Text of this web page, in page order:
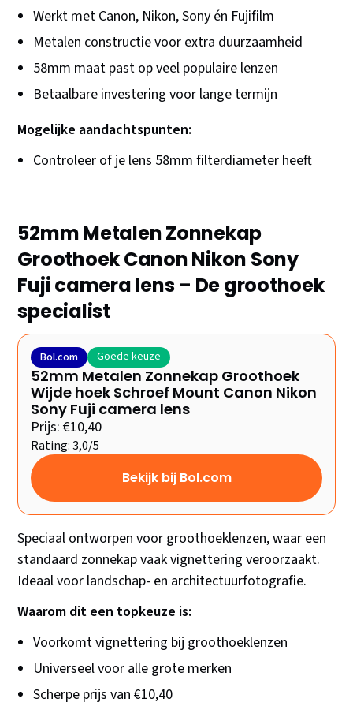
Werkt met Canon, Nikon, Sony én Fujifilm
Metalen constructie voor extra duurzaamheid
58mm maat past op veel populaire lenzen
Betaalbare investering voor lange termijn
Mogelijke aandachtspunten:
Controleer of je lens 58mm filterdiameter heeft
52mm Metalen Zonnekap
Groothoek Canon Nikon Sony
Fuji camera lens – De groothoek
specialist
Bol.com Goede keuze
52mm Metalen Zonnekap Groothoek
Wijde hoek Schroef Mount Canon Nikon
Sony Fuji camera lens
Prijs: €10,40
Rating: 3,0/5
Bekijk bij Bol.com
Speciaal ontworpen voor groothoeklenzen, waar een
standaard zonnekap vaak vignettering veroorzaakt.
Ideaal voor landschap- en architectuurfotografie.
Waarom dit een topkeuze is:
Voorkomt vignettering bij groothoeklenzen
Universeel voor alle grote merken
Scherpe prijs van €10,40